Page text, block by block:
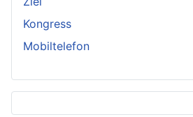
Kongress
Mobiltelefon